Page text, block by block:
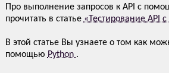
Про выполнение запросов к API с
прочитать в статье «Тестирование API
В этой статье Вы узнаете о том как
помощью Python .